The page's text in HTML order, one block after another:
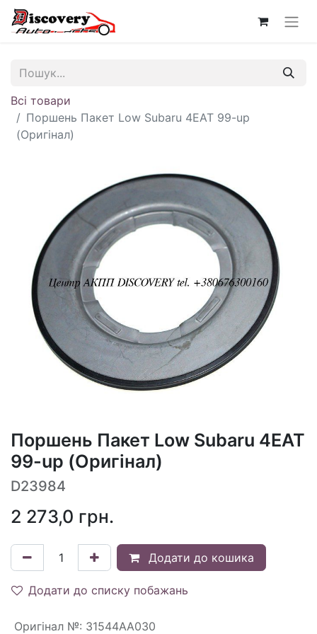
Всі товари
Поршень Пакет Low Subaru 4EAT 99-up
(Оригінал)
Поршень Пакет Low Subaru 4EAT
99-up (Оригінал)
D23984
2 273,0 грн.
Додати до кошика
Додати до списку побажань
Оригінал №: 31544AA030